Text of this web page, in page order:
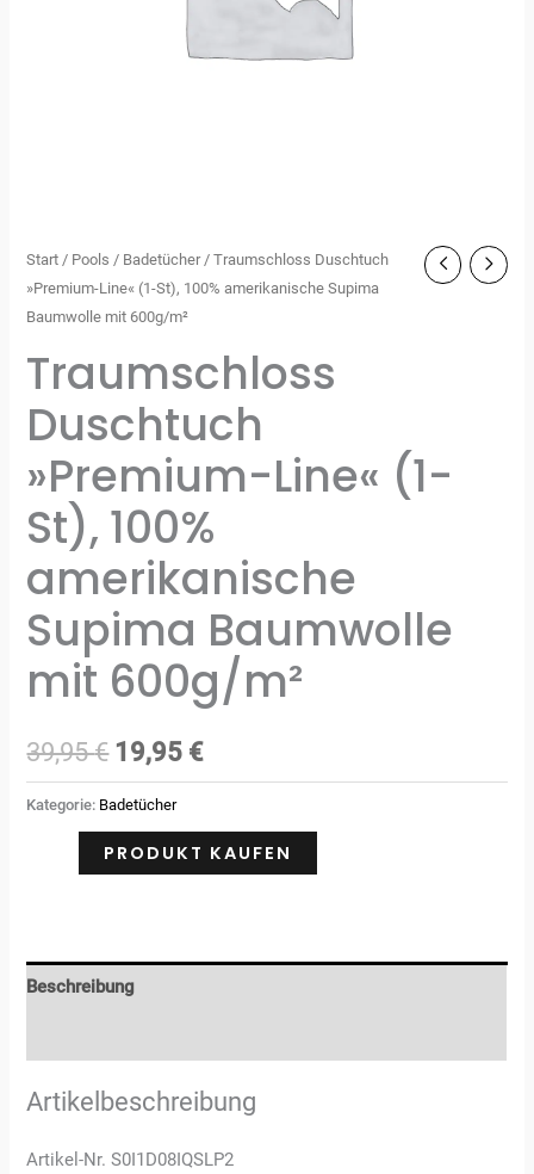
Start / Pools / Badetücher/ Traumschloss Duschtuch
»Premium-Line« (1-St), 100% amerikanische Supima
Baumwolle mit 600g/m²
Traumschloss
Duschtuch
»Premium-Line« (1-
St), 100%
amerikanische
Supima Baumwolle
mit 600g/m²
39,95€ 19,95 €
Kategorie: Badetücher
PRODUKT KAUFEN
Beschreibung
Artikelbeschreibung
Artikel-Nr. S0I1D08IQSLP2